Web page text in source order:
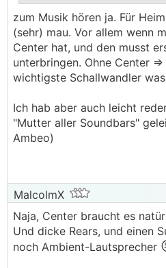
..
zum Musik hören ja. Für
(sehr) mau. Vor allem wenn
Center hat, und den musst
unterbringen. Ohne Center
wichtigste Schallwandler
Ich hab aber auch leicht
"Mutter aller Soundbars"
Ambeo)
MalcolmX
Naja, Center braucht es
Und dicke Rears, und einen
noch Ambient-Lautsprecher